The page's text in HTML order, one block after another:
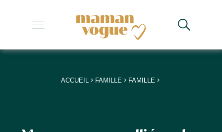
+
+
+
ACCUEIL> FAMILLE> FAMILLE>